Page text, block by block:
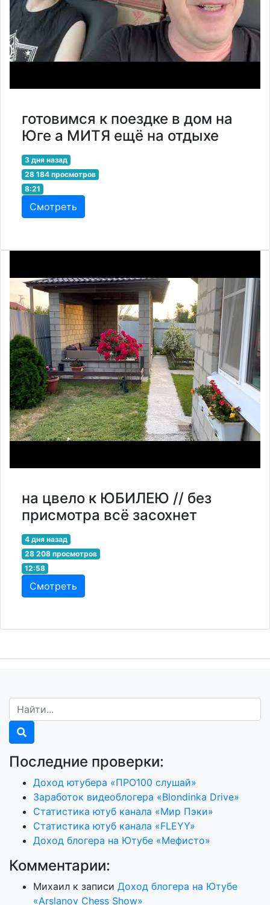
готовимся к поездке в дом на
Юге а МИТЯ ещё на отдыхе
3 дня назад
28 184 просмотров
8:21
Смотреть
на цвело к ЮБИЛЕЮ // без
присмотра всё засохнет
4 дня назад
28 208 просмотров
12:58
Смотреть
Последние проверки:
Доход ютубера «ПРО100 слушай»
Заработок видеоблогера «Blondinka Drive»
Статистика ютуб канала «Мир Пэки»
Статистика ютуб канала «FLEYY»
Доход блогера на Ютубе «Мефисто»
Комментарии:
Михаил к записи Доход блогера на Ютубе
«Arslanov Chess Show»